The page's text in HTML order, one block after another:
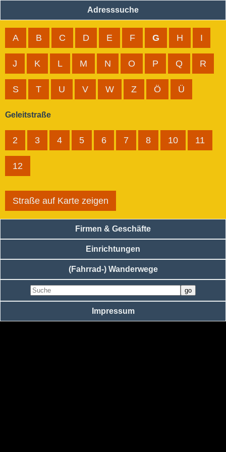
Adresssuche
A B C D E F G H I
J K L M N O P Q R
S T U V W Z Ö Ü
Geleitstraße
2 3 4 5 6 7 8 10 11
12
Straße auf Karte zeigen
Firmen & Geschäfte
Einrichtungen
(Fahrrad-) Wanderwege
Impressum